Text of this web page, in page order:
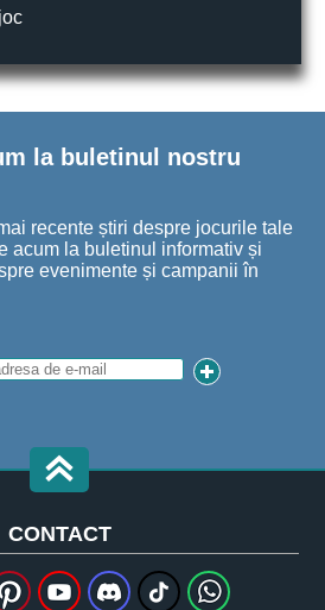
la buletinul nostru
recente știri despre jocurile tale
acum la buletinul informativ și
evenimente și campanii în
CONTACT